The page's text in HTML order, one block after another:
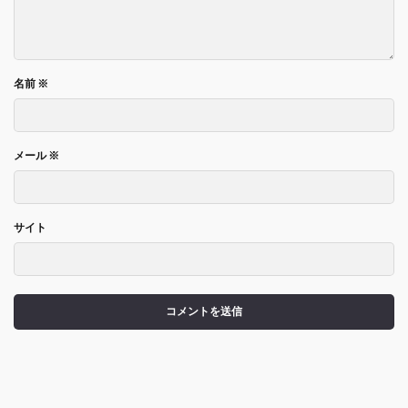
名前 ※
メール※
サイト